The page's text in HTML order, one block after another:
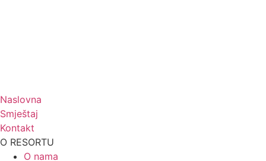
Naslovna
Smještaj
Kontakt
O RESORTU
O nama